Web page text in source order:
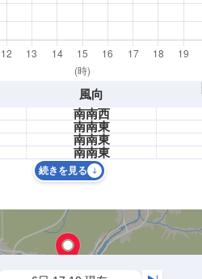
風向
南南西
南南東
南南東
南南東
続きを見る